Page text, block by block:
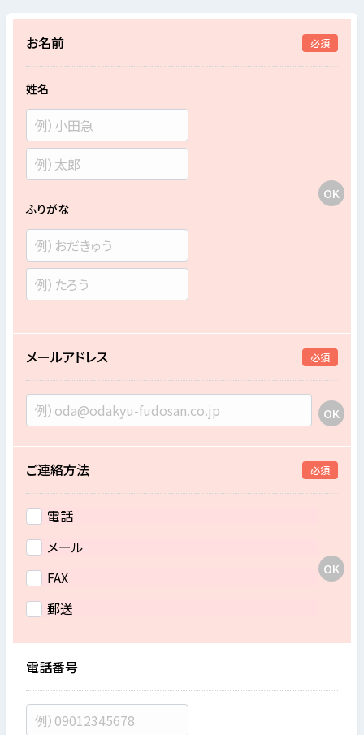
お名前 必須
姓名
ふりがな
メールアドレス 必須
ご連絡方法 必須
電話
メール
FAX
郵送
電話番号